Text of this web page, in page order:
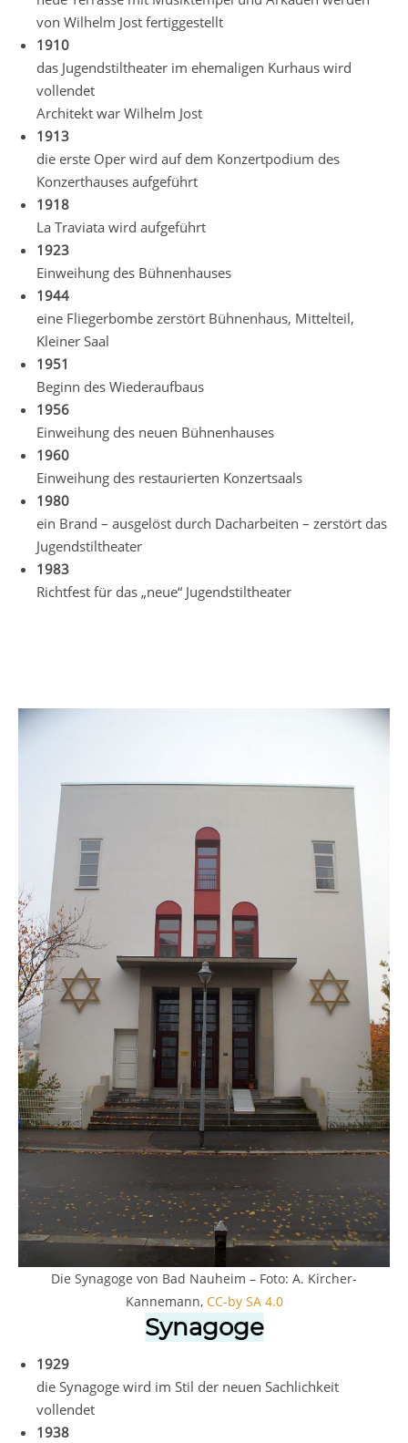
von Wilhelm Jost fertiggestellt
1910
das Jugendstiltheater im ehemaligen Kurhaus wird
vollendet
Architekt war Wilhelm Jost
1913
die erste Oper wird auf dem Konzertpodium des
Konzerthauses aufgeführt
1918
La Traviata wird aufgeführt
1923
Einweihung des Bühnenhauses
1944
eine Fliegerbombe zerstört Bühnenhaus, Mittelteil,
Kleiner Saal
1951
Beginn des Wiederaufbaus
1956
Einweihung des neuen Bühnenhauses
1960
Einweihung des restaurierten Konzertsaals
1980
ein Brand – ausgelöst durch Dacharbeiten – zerstört das
Jugendstiltheater
1983
Richtfest für das „neue“ Jugendstiltheater
Die Synagoge von Bad Nauheim – Foto: A. Kircher-
Kannemann, CC-by SA 4.0
Synagoge
1929
die Synagoge wird im Stil der neuen Sachlichkeit
vollendet
1938